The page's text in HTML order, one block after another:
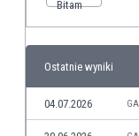
Ostatnie wyniki
04.07.2026